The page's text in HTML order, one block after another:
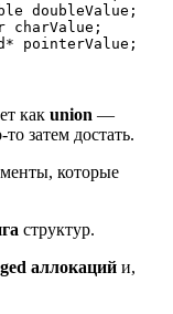
как union —
затем достать.
которые
структур.
аллокаций и,